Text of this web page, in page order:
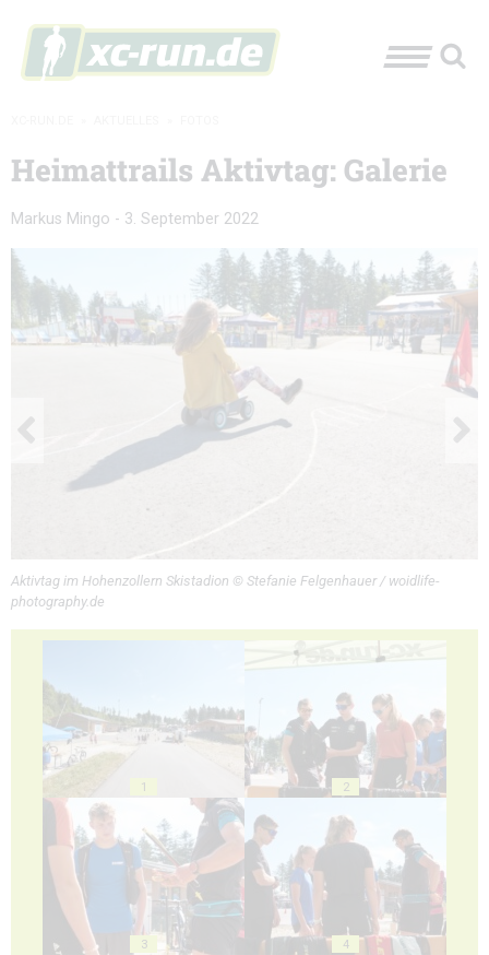
Heimattrails Aktivtag: Galerie
Markus Mingo - 3. September 2022
Aktivtag im Hohenzollern Skistadion © Stefanie Felgenhauer / woidlife-
photography.de
1 2
3 4